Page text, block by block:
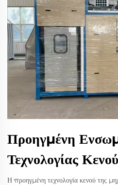
Προηγμένη
Τεχνολογίας Κενού
Η προηγμένη τεχνολογία κενού της